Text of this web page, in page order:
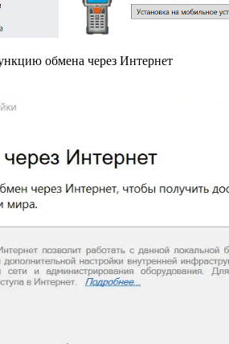
обмена через Интернет